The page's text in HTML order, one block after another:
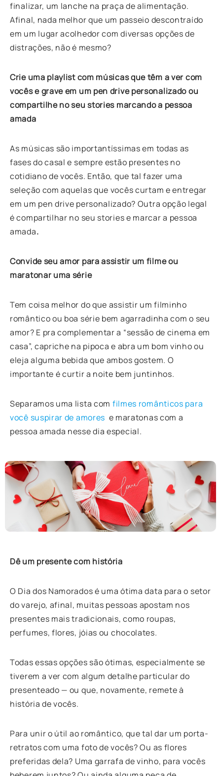
finalizar, um lanche na praça de alimentação.
Afinal, nada melhor que um passeio descontraído
em um lugar acolhedor com diversas opções de
distrações, não é mesmo?
Crie uma playlist com músicas que têm a ver com
vocês e grave em um pen drive personalizado ou
compartilhe no seu stories marcando a pessoa
amada
As músicas são importantíssimas em todas as
fases do casal e sempre estão presentes no
cotidiano de vocês. Então, que tal fazer uma
seleção com aquelas que vocês curtam e entregar
em um pen drive personalizado? Outra opção legal
é compartilhar no seu stories e marcar a pessoa
amada.
Convide seu amor para assistir um filme ou
maratonar uma série
Tem coisa melhor do que assistir um filminho
romântico ou boa série bem agarradinha com o seu
amor? E pra complementar a “sessão de cinema em
casa”, capriche na pipoca e abra um bom vinho ou
eleja alguma bebida que ambos gostem. O
importante é curtir a noite bem juntinhos.
Separamos uma lista com filmes românticos para
você suspirar de amores e maratonas com a
pessoa amada nesse dia especial.
Dê um presente com história
O Dia dos Namorados é uma ótima data para o setor
do varejo, afinal, muitas pessoas apostam nos
presentes mais tradicionais, como roupas,
perfumes, flores, jóias ou chocolates.
Todas essas opções são ótimas, especialmente se
tiverem a ver com algum detalhe particular do
presenteado — ou que, novamente, remete à
história de vocês.
Para unir o útil ao romântico, que tal dar um porta-
retratos com uma foto de vocês? Ou as flores
preferidas dela? Uma garrafa de vinho, para vocês